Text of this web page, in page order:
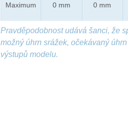
Maximum 0 mm 0 mm
Pravděpodobnost udává šanci, že
možný úhrn srážek, očekávaný
výstupů modelu.